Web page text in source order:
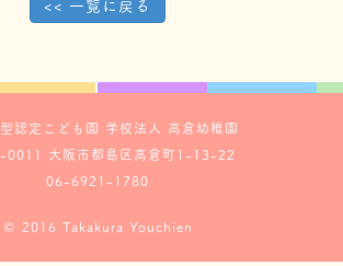
認定こども園 学校法人 高倉幼稚園
0011 大阪市都島区高倉町1-13-22
06-6921-1780
© 2016 Takakura Youchien